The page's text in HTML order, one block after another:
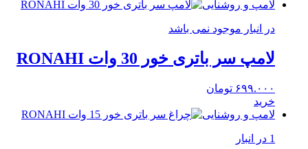
لامپ و روشنایی
در انبار موجود نمی باشد
لامپ سر باتری خور 30 وات RONAHI
۶۹۹.۰۰۰ تومان
خرید
لامپ و روشنایی
1 در انبار